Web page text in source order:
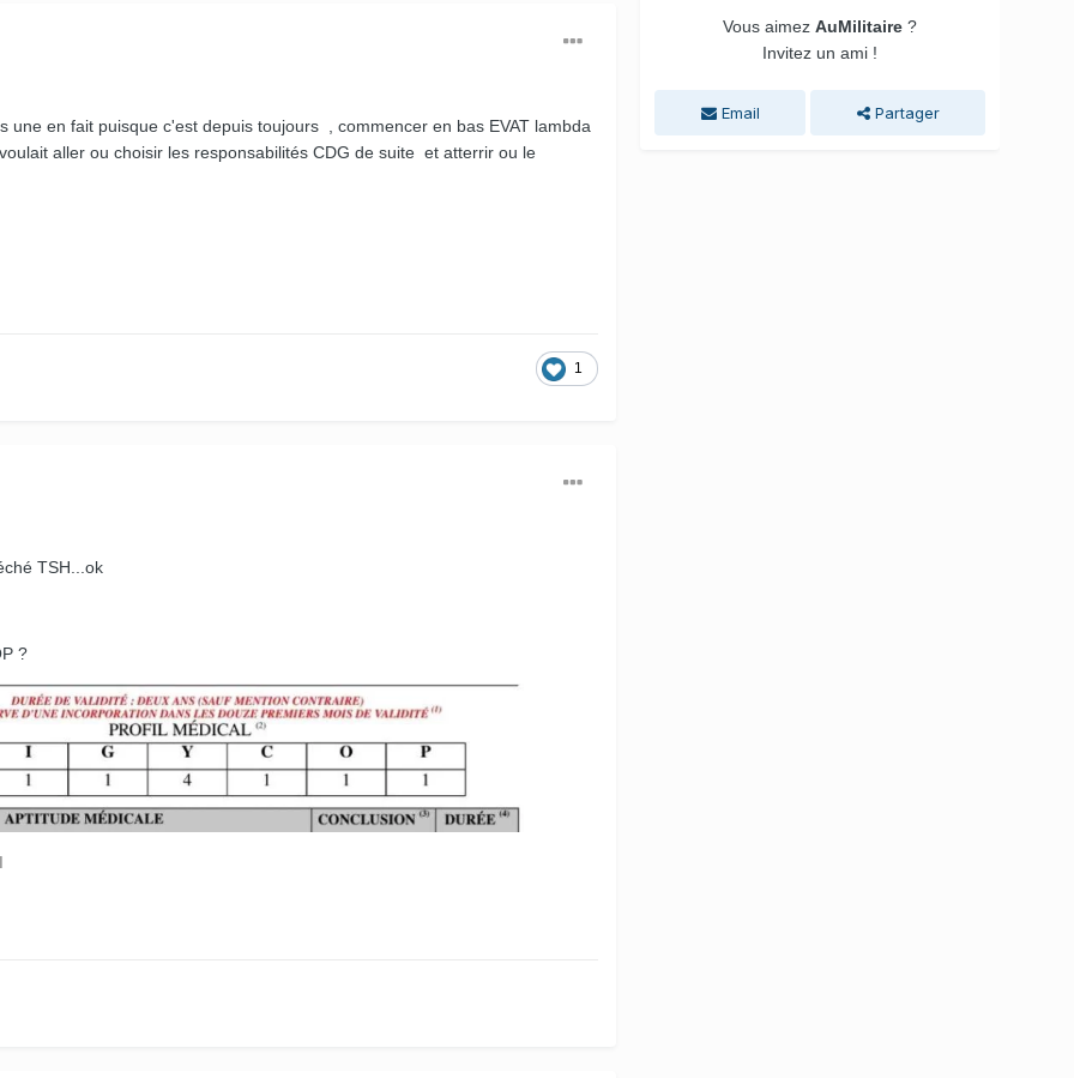
une en fait puisque c'est depuis toujours , commencer en bas EVAT lambda
aller ou choisir les responsabilités CDG de suite et atterrir ou le
1
TSH...ok
?
Vous aimez AuMilitaire ?
Invitez un ami !
Email Partager